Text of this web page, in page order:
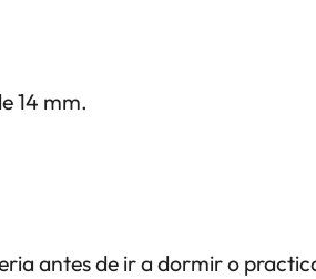
14 mm.
antes de ir a dormir o